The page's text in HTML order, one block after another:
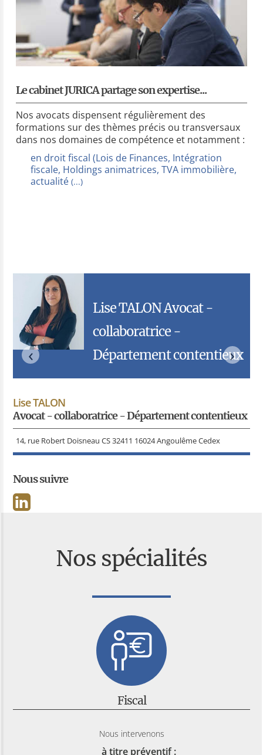
Le cabinet JURICA partage son expertise...
Nos avocats dispensent régulièrement des
formations sur des thèmes précis ou transversaux
dans nos domaines de compétence et notamment :
en droit fiscal (Lois de Finances, Intégration
fiscale, Holdings animatrices, TVA immobilière,
actualité (...)
Lise TALON Avocat -
collaboratrice -
Département contentieux
Lise TALON
Avocat - collaboratrice - Département contentieux
14, rue Robert Doisneau CS 32411 16024 Angoulême Cedex
‹ ›
Nous suivre
Nos spécialités
Fiscal
Nous intervenons
à titre préventif :